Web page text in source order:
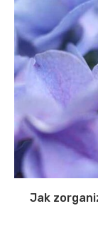
Jak